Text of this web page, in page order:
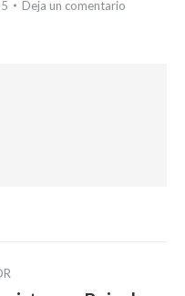
Deja un comentario